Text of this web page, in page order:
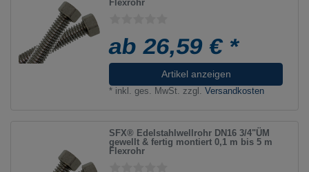
Flexrohr
ab 26,59 € *
Artikel anzeigen
* inkl. ges. MwSt. zzgl.Versandkosten
SFX® Edelstahlwellrohr DN16 3/4"ÜM
gewellt & fertig montiert 0,1 m bis 5 m
Flexrohr